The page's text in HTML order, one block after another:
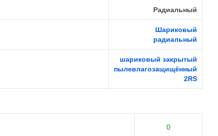
Радиальный
Шариковый
радиальный
шариковый закрытый
пылевлагозащищённый
2RS
0